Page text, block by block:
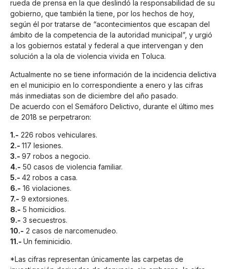
rueda de prensa en la que deslindó la responsabilidad de su
gobierno, que también la tiene, por los hechos de hoy,
según él por tratarse de “acontecimientos que escapan del
ámbito de la competencia de la autoridad municipal”, y urgió
a los gobiernos estatal y federal a que intervengan y den
solución a la ola de violencia vivida en Toluca.
Actualmente no se tiene información de la incidencia delictiva
en el municipio en lo correspondiente a enero y las cifras
más inmediatas son de diciembre del año pasado.
De acuerdo con el Semáforo Delictivo, durante el último mes
de 2018 se perpetraron:
1.- 226 robos vehiculares.
2.- 117 lesiones.
3.- 97 robos a negocio.
4.- 50 casos de violencia familiar.
5.- 42 robos a casa.
6.- 16 violaciones.
7.- 9 extorsiones.
8.- 5 homicidios.
9.- 3 secuestros.
10.- 2 casos de narcomenudeo.
11.- Un feminicidio.
*Las cifras representan únicamente las carpetas de